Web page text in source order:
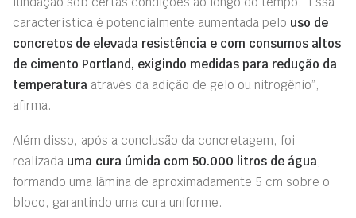
característica é potencialmente aumentada pelo uso de
concretos de elevada resistência e com consumos altos
de cimento Portland, exigindo medidas para redução da
temperatura através da adição de gelo ou nitrogênio”,
afirma.
Além disso, após a conclusão da concretagem, foi
realizada uma cura úmida com 50.000 litros de água,
formando uma lâmina de aproximadamente 5 cm sobre o
bloco, garantindo uma cura uniforme.